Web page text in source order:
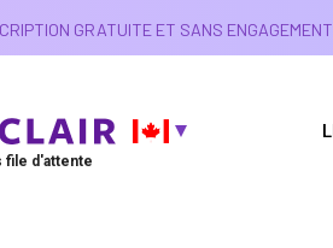
GRATUITE ET SANS ENGAGEMENT
file d'attente